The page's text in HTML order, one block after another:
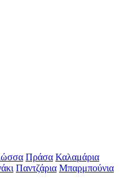
Πράσα Καλαμάρια
Παντζάρια Μπαρμπούνια